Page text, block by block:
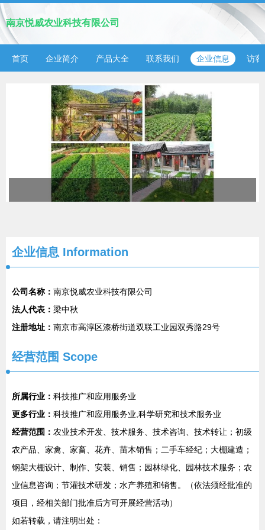
南京悦威农业科技有限公司
首页 企业简介 产品大全 联系我们 企业信息 访客
企业信息 Information
公司名称： 南京悦威农业科技有限公司
法人代表： 梁中秋
注册地址： 南京市高淳区漆桥街道双联工业园双秀路29号
经营范围 Scope
所属行业： 科技推广和应用服务业
更多行业： 科技推广和应用服务业,科学研究和技术服务业
经营范围： 农业技术开发、技术服务、技术咨询、技术转让；初级
农产品、家禽、家畜、花卉、苗木销售；二手车经纪；大棚建造；
钢架大棚设计、制作、安装、销售；园林绿化、园林技术服务；农
业信息咨询；节灌技术研发；水产养殖和销售。（依法须经批准的
项目，经相关部门批准后方可开展经营活动）
如若转载，请注明出处：